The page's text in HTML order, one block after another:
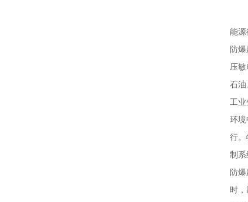
能源
防
压
石油
工
环境
行。
制系
防
时